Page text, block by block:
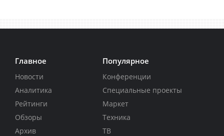
Главное
Новости
Аналитика
Рейтинги
Обзоры
Архив
Популярное
Конференции
Специальные проекты
Маркет
Техника
ТВ